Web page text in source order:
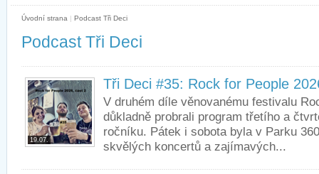
Úvodní strana | Podcast Tři Deci
Podcast Tři Deci
19.07.
Tři Deci #35: Rock for People
V druhém díle věnovanému festivalu
důkladně probrali program třetího a
ročníku. Pátek i sobota byla v Parku
skvělých koncertů a zajímavých...